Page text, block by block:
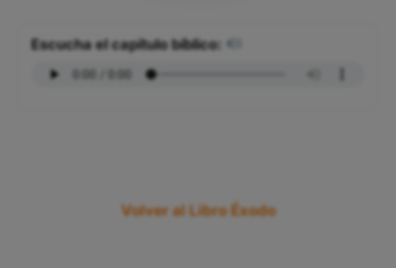
Escucha el capítulo bíblico:
Volver al Libro Éxodo